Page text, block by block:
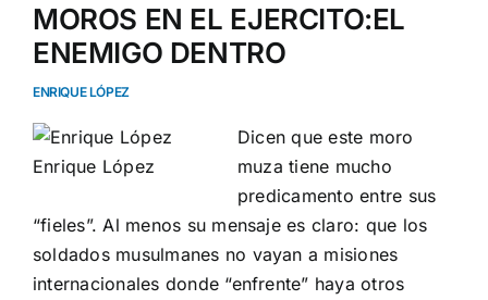
imagen
más
MOROS EN EL EJERCITO:EL
ENEMIGO DENTRO
ENRIQUE LÓPEZ
Enrique López
Dicen que este moro
muza tiene mucho
predicamento entre sus
“fieles”. Al menos su mensaje es claro: que los
soldados musulmanes no vayan a misiones
internacionales donde “enfrente” haya otros